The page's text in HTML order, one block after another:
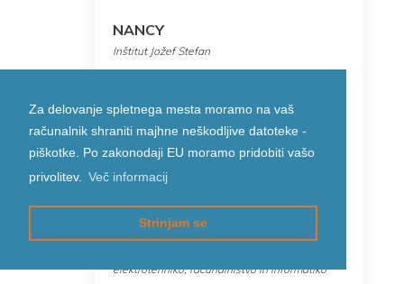
Za delovanje spletnega mesta moramo na vaš
računalnik shraniti majhne neškodljive datoteke -
piškotke. Po zakonodaji EU moramo pridobiti vašo
privolitev. Več informacij
Strinjam se
NANCY
Inštitut Jožef Stefan
Univerza v Mariboru, Fakulteta za
elektrotehniko, računalništvo in informatiko
Home DOCtor
EduCTX 2.0
elektrotehniko, računalništvo in informatiko